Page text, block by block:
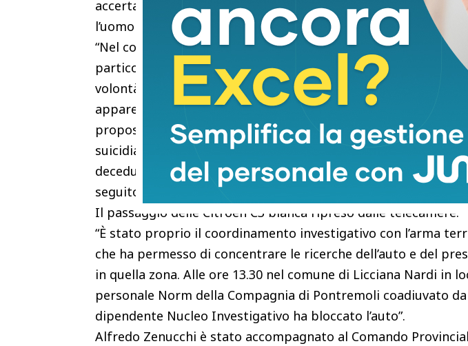
accertato che la donna soggiornava con Alfredo Zenucchi da
l’uomo la mattina, dopo la colazione, si era allontanato
“Nel corso del sopralluogo emergeva sin da subito una
particolare e la
volontà da parte dei due coniugi di volersi togliersi la vita.
apparentemente scritta dalla donna e sottoscritta da entrambi
propositi
suicidiari. Il medico legale intervento sul posto constatava che
deceduta a
seguito di uno shock emorragico”.
Il passaggio delle Citroen C3 bianca ripreso dalle telecamere.
“È stato proprio il coordinamento investigativo con l’arma
che ha permesso di concentrare le ricerche dell’auto e del
in quella zona. Alle ore 13.30 nel comune di Licciana Nardi in
personale Norm della Compagnia di Pontremoli coadiuvato
dipendente Nucleo Investigativo ha bloccato l’auto”.
Alfredo Zenucchi è stato accompagnato al Comando